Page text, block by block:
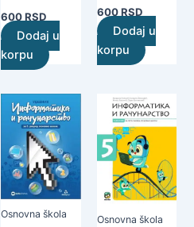
600RSD
Dodaj u
korpu
600RSD
Dodaj u
korpu
Osnovna škola Osnovna škola